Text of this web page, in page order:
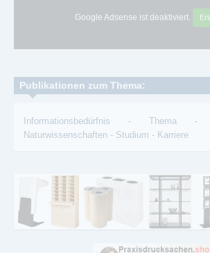
Google Adsense ist deaktiviert.
Publikationen zum Thema:
Informationsbedürfnis - Thema -
Naturwissenschaften - Studium - Karriere